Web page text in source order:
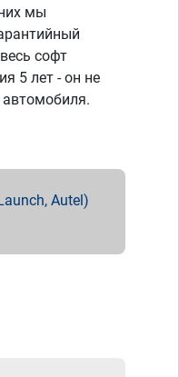
мы
софт
5 лет - он не
автомобиля.
Autel)